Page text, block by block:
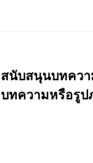
สนับสนุนบทคว
บทความหรือรูป